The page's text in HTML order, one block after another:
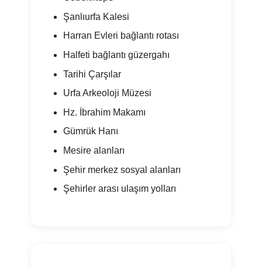
Şanlıurfa Kalesi
Harran Evleri bağlantı rotası
Halfeti bağlantı güzergahı
Tarihi Çarşılar
Urfa Arkeoloji Müzesi
Hz. İbrahim Makamı
Gümrük Hanı
Mesire alanları
Şehir merkez sosyal alanları
Şehirler arası ulaşım yolları